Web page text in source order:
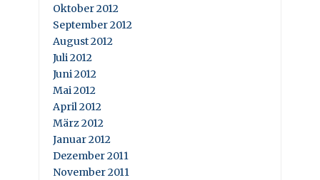
Oktober 2012
September 2012
August 2012
Juli 2012
Juni 2012
Mai 2012
April 2012
März 2012
Januar 2012
Dezember 2011
November 2011